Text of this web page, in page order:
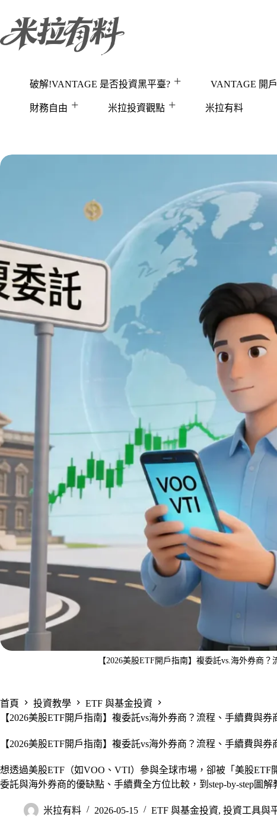
主
破解!VANTAGE 是否投資黑平臺? VANTAGE 開
財務自由 米拉投資觀點 米拉有料
【2026美股ETF開戶指南】複委託vs.海外券商
首頁 投資教學
ETF 與基金投資
【2026美股ETF開戶指南】複委託vs海外券商？流程、手續費與
【2026美股ETF開戶指南】複委託vs海外券商？流程、手續費與
想透過美股ETF（如VOO、VTI）參與全球市場，卻被「美股ETF
委託與海外券商的優缺點、手續費全方位比較，到step-by-step圖
米拉有料 2026-05-15 ETF 與基金投資, 投資工具與